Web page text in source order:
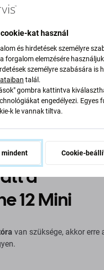
specifikáció Minőség
a
12 Mini
van szüksége, akkor erre
kat használ
és hirdetések személyre
forgalom elemzésére
személyre szabására
talál.
gombra kattintva
engedélyezi. Egyes
k le vannak tiltva.
mindent Cookie-